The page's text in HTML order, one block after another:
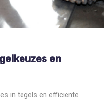
en
in tegels en efficiënte